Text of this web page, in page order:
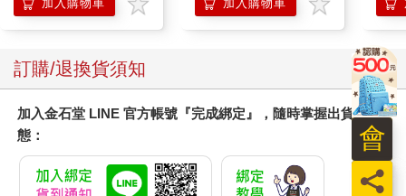
加入購物車 加入購物車
訂購/退換貨須知
加入金石堂 LINE 官方帳號『完成綁定』，隨時掌握出貨動
態：
員
會